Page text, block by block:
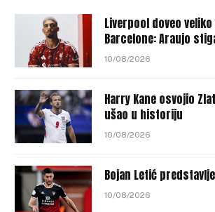
Liverpool doveo
Barcelone: Araujo
10/08/2026
Harry Kane osvojio
ušao u historiju
10/08/2026
Bojan Letić
10/08/2026